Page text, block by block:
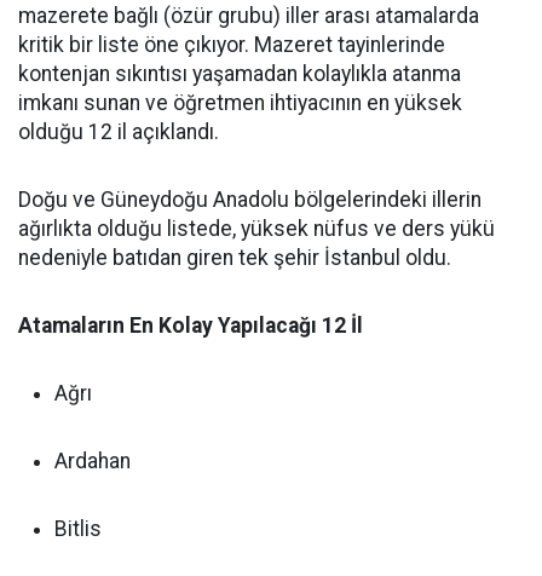
mazerete bağlı (özür grubu) iller arası atamalarda
kritik bir liste öne çıkıyor. Mazeret tayinlerinde
kontenjan sıkıntısı yaşamadan kolaylıkla atanma
imkanı sunan ve öğretmen ihtiyacının en yüksek
olduğu 12 il açıklandı.
Doğu ve Güneydoğu Anadolu bölgelerindeki illerin
ağırlıkta olduğu listede, yüksek nüfus ve ders yükü
nedeniyle batıdan giren tek şehir İstanbul oldu.
Atamaların En Kolay Yapılacağı 12 İl
Ağrı
Ardahan
Bitlis